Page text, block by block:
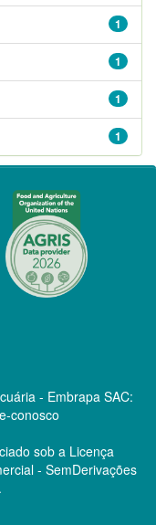
1
1
1
1
- Embrapa SAC:
conosco
sob a Licença
- SemDerivações